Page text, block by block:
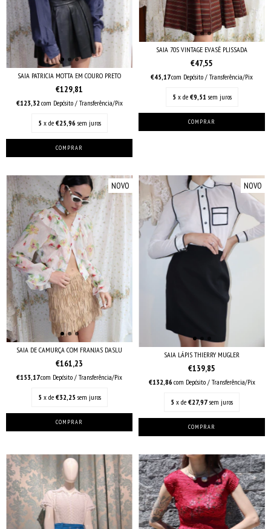
SAIA PATRICIA MOTTA EM COURO PRETO
€129,81
€123,32 com Depósito / Transferência/Pix
5 x de €25,96 sem juros
SAIA 70S VINTAGE EVASÊ PLISSADA
€47,55
€45,17com Depósito / Transferência/Pix
5 x de €9,51 sem juros
NOVO
SAIA DE CAMURÇA COM FRANJAS DASLU
€161,23
€153,17com Depósito / Transferência/Pix
5 x de €32,25 sem juros
NOVO
SAIA LÁPIS THIERRY MUGLER
€139,85
€132,86com Depósito / Transferência/Pix
5 x de €27,97 sem juros